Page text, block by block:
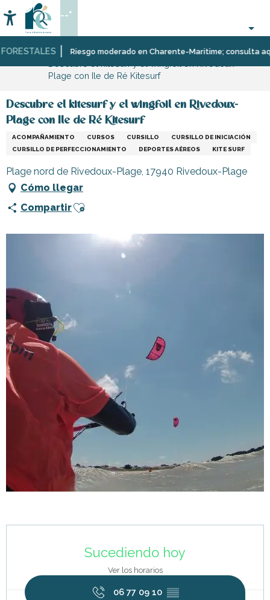
au
contenu
principal
Riesgo moderado en Charente-Maritime; consulta
Accessibilité
Buscar
--°
Página Web
Organización
Actividades
Ocio
Deporte
sensaciones
Plage con Ile de Ré Kitesurf
Descubre el kitesurf y el wingfoil en Rivedoux-
Plage con Ile de Ré Kitesurf
ACOMPAÑAMIENTO CURSOS CURSILLO
CURSILLO DE INICIACIÓN
CURSILLO DE PERFECCIONAMIENTO
DEPORTES AÉREOS KITE SURF
Plage nord de Rivedoux-Plage, 17940 Rivedoux-Plage
Cómo llegar
CompartirAjouter aux favoris
Sucediendo hoy
Ver los horarios
06 77 09 10 ▒▒